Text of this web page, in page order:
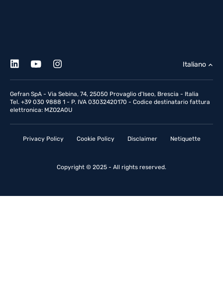
Gefran SpA - Via Sebina, 74, 25050 Provaglio d'Iseo, Brescia - Italia
Tel. +39 030 9888 1 - P. IVA 03032420170 - Codice destinatario fattura
elettronica: MZO2A0U
Italiano
Privacy Policy Cookie Policy Disclaimer Netiquette
Copyright © 2025 - All rights reserved.